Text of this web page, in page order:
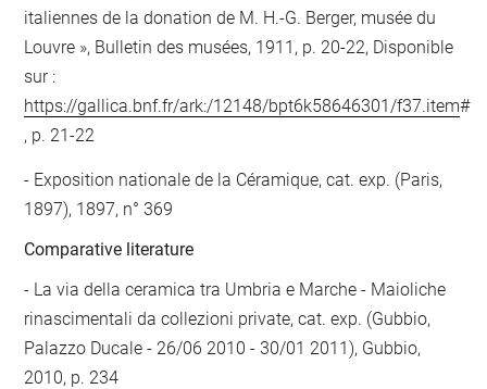
italiennes de la donation de M. H.-G. Berger, musée du
Louvre », Bulletin des musées, 1911, p. 20-22, Disponible
sur :
https://gallica.bnf.fr/ark:/12148/bpt6k58646301/f37.item#
, p. 21-22
Exposition nationale de la Céramique, cat. exp. (Paris,
1897), 1897, n° 369
Comparative literature
- La via della ceramica tra Umbria e Marche - Maioliche
rinascimentali da collezioni private, cat. exp. (Gubbio,
Palazzo Ducale - 26/06 2010 - 30/01 2011), Gubbio,
2010, p. 234